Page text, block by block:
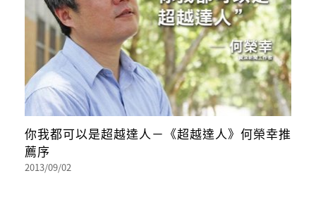
你我都可以是超越達人－《超越達人》何榮幸推
薦序
2013/09/02